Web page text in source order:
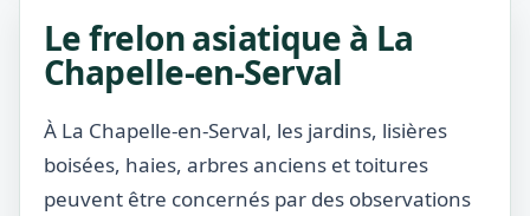
Le frelon asiatique à La
Chapelle-en-Serval
À La Chapelle-en-Serval, les jardins, lisières
boisées, haies, arbres anciens et toitures
peuvent être concernés par des observations